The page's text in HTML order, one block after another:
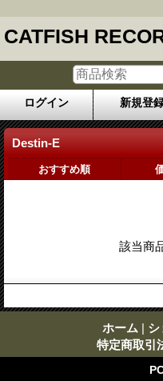
CATFISH
ログイン 新規登
Destin-E
おすすめ順
該当商
ホーム | シ
特定商取引